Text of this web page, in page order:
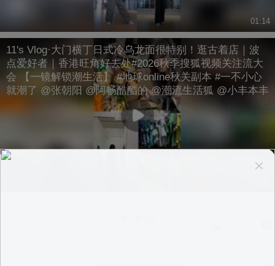
01:14
11's Vlog·大门横丁日式冷乌龙面很特别！逛古着店｜波
点爱好者｜香港旺角好去处#2026秋季搜狐视频关注流大
会 【一镜解锁潮生活】 #地球online秋关副本 #一不小心
就潮了 @张朝阳 @阿畅酷酷的 @潮流生活狐 @小丰本丰